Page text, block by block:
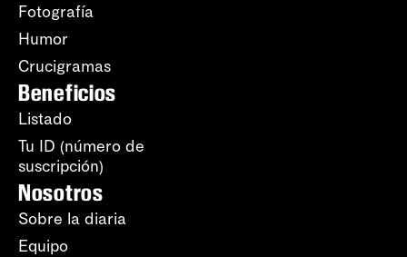
Fotografía
Humor
Crucigramas
Beneficios
Listado
Tu ID (número de
suscripción)
Nosotros
Sobre la diaria
Equipo